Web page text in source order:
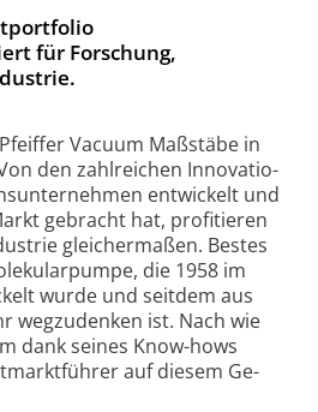
für Forschung,
Va­cuum Maß­stäbe in
den zahl­rei­chen Inno­vatio­
entwi­ckelt und
ge­bracht hat, profi­tieren
gleicherma­ßen. Bestes
die 1958 im
wurde und seit­dem aus
weg­zu­den­ken ist. Nach wie
dank seines Know-hows
auf die­sem Ge­